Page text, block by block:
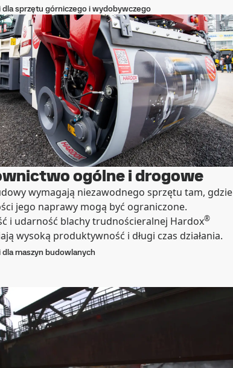
dla sprzętu górniczego i wydobywczego
ogólne i drogowe
wymagają niezawodnego sprzętu tam, gdzie
jego naprawy mogą być ograniczone.
i udarność blachy trudnościeralnej Hardox®
wysoką produktywność i długi czas działania.
dla maszyn budowlanych